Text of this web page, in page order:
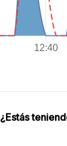
¿Estás